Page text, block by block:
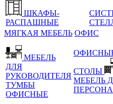
ШКАФЫ-
РАСПАШНЫЕ
МЯГКАЯ МЕБЕЛЬ ОФИС
МЕБЕЛЬ
ДЛЯ
РУКОВОДИТЕЛЯ
ТУМБЫ
ОФИСНЫЕ
СТОЛЫ
МЕБЕЛЬ